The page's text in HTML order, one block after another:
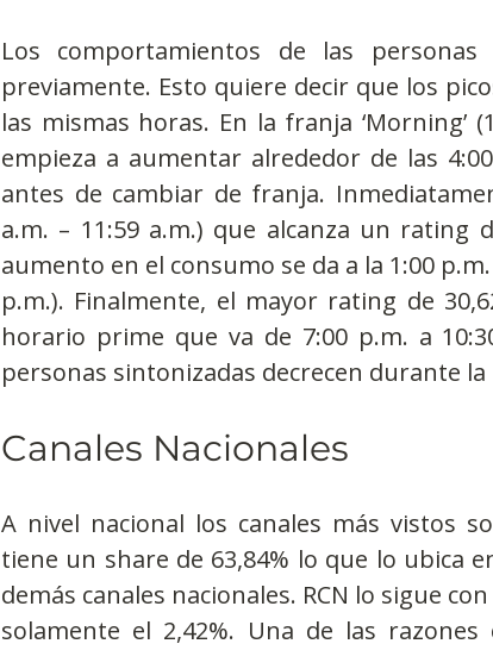
Los comportamientos de las
previamente. Esto quiere decir que los
las mismas horas. En la franja ‘Morning’
empieza a aumentar alrededor de las
antes de cambiar de franja.
a.m. – 11:59 a.m.) que alcanza un rating
aumento en el consumo se da a la 1:00 p.m.
p.m.). Finalmente, el mayor rating de
horario prime que va de 7:00 p.m. a
Canales Nacionales
A nivel nacional los canales más vistos
tiene un share de 63,84% lo que lo ubica
demás canales nacionales. RCN lo sigue
solamente el 2,42%. Una de las